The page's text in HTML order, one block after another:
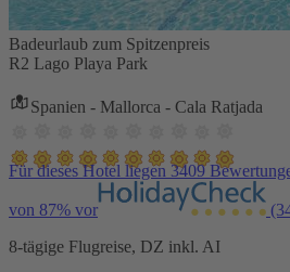
Badeurlaub zum Spitzenpreis
R2 Lago Playa Park
Spanien - Mallorca - Cala Ratjada
Für dieses Hotel liegen 3409
von 87% vor
8-tägige Flugreise, DZ inkl. AI